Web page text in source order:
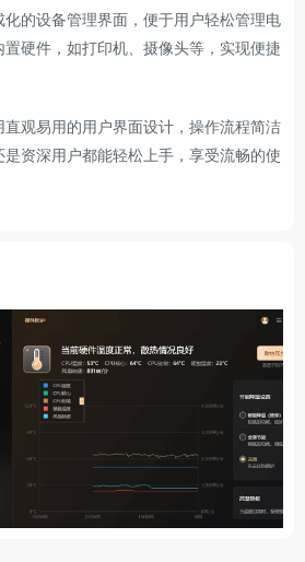
的设备管理界面，便于用户轻松管理电
硬件，如打印机、摄像头等，实现便捷
观易用的用户界面设计，操作流程简洁
资深用户都能轻松上手，享受流畅的使